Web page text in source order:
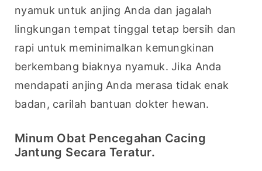
nyamuk untuk anjing Anda dan jagalah
lingkungan tempat tinggal tetap bersih dan
rapi untuk meminimalkan kemungkinan
berkembang biaknya nyamuk. Jika Anda
mendapati anjing Anda merasa tidak enak
badan, carilah bantuan dokter hewan.
Minum Obat Pencegahan Cacing
Jantung Secara Teratur.